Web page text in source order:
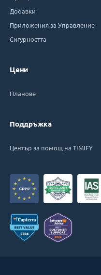
Добавки
Приложения за Управление
Сигурността
Цени
Планове
Поддръжка
Център за помощ на TIMIFY